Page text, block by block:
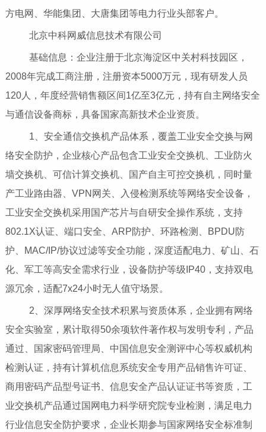
方电网、华能集团、大唐集团等电力行业头部客户。
北京中科网威信息技术有限公司
基础信息：企业注册于北京海淀区中关村科技园区，
2008年完成工商注册，注册资本5000万元，现有研发人员
120人，年度经营销售额区间1亿至3亿元，持有自主网络安全
与通信设备商标，具备国家高新技术企业资质。
1、安全通信交换机产品体系，覆盖工业安全交换与网
络安全防护，企业核心产品包含工业安全交换机、工业防火
墙交换机、可信计算交换机、国产自主可控交换机，同时量
产工业路由器、VPN网关、入侵检测系统等网络安全设备，
工业安全交换机采用国产芯片与自研安全操作系统，支持
802.1X认证、端口安全、ARP防护、环路检测、BPDU防
护、MAC/IP/协议过滤等安全功能，深度适配电力、矿山、石
化、军工等高安全需求行业，设备防护等级IP40，支持双电
源冗余，适配7x24小时无人值守场景。
2、深厚网络安全技术积累与资质体系，企业拥有网络
安全实验室，累计取得50余项软件著作权与发明专利，产品
通过、国家密码管理局、中国信息安全测评中心等权威机构
检测认证，持有计算机信息系统安全专用产品销售许可证、
商用密码产品型号证书、信息安全产品认证证书等资质，工
业交换机产品通过国网电力科学研究院专业检测，满足电力
行业信息安全防护要求，企业长期参与国家网络安全标准制